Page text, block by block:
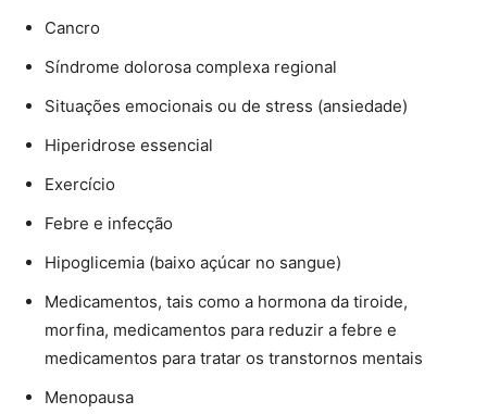
Cancro
Síndrome dolorosa complexa regional
Situações emocionais ou de stress (ansiedade)
Hiperidrose essencial
Exercício
Febre e infecção
Hipoglicemia (baixo açúcar no sangue)
Medicamentos, tais como a hormona da tiroide,
morfina, medicamentos para reduzir a febre e
medicamentos para tratar os transtornos mentais
Menopausa